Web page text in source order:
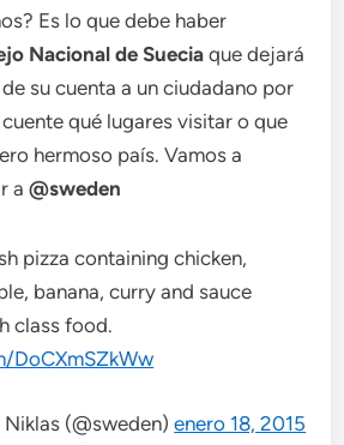
Es lo que debe haber
Nacional de Suecia que dejará
su cuenta a un ciudadano por
qué lugares visitar o que
hermoso país. Vamos a
a@sweden
pizza containing chicken,
banana, curry and sauce
class food.
DoCXmSZkWw
(@sweden)enero 18, 2015